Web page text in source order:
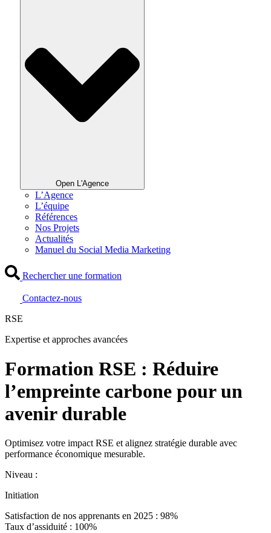
Open L'Agence
L’Agence
L’équipe
Références
Nos Projets
Actualités
Manuel du Social Media Marketing
Rechercher une formation
Contactez-nous
RSE
Expertise et approches avancées
Formation RSE : Réduire
l’empreinte carbone pour un
avenir durable
Optimisez votre impact RSE et alignez stratégie durable avec
performance économique mesurable.
Niveau :
Initiation
Satisfaction de nos apprenants en 2025 : 98%
Taux d’assiduité : 100%